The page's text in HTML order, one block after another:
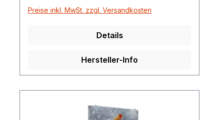
Preise inkl. MwSt. zzgl. Versandkosten
Details
Hersteller-Info